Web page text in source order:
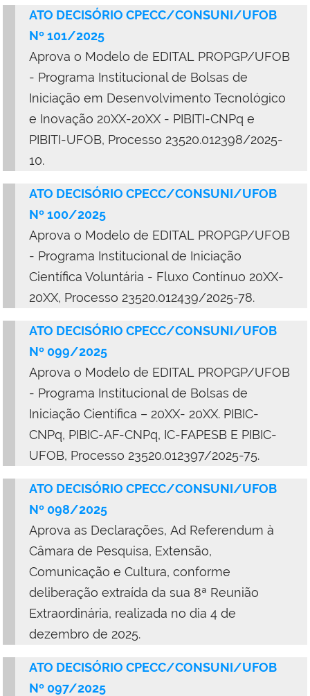
ATO DECISÓRIO CPECC/CONSUNI/UFOB
Nº 101/2025
Aprova o Modelo de EDITAL PROPGP/UFOB
- Programa Institucional de Bolsas de
Iniciação em Desenvolvimento Tecnológico
e Inovação 20XX-20XX - PIBITI-CNPq e
PIBITI-UFOB, Processo 23520.012398/2025-
10.
ATO DECISÓRIO CPECC/CONSUNI/UFOB
Nº 100/2025
Aprova o Modelo de EDITAL PROPGP/UFOB
- Programa Institucional de Iniciação
Científica Voluntária - Fluxo Contínuo 20XX-
20XX, Processo 23520.012439/2025-78.
ATO DECISÓRIO CPECC/CONSUNI/UFOB
Nº 099/2025
Aprova o Modelo de EDITAL PROPGP/UFOB
- Programa Institucional de Bolsas de
Iniciação Científica – 20XX- 20XX. PIBIC-
CNPq, PIBIC-AF-CNPq, IC-FAPESB E PIBIC-
UFOB, Processo 23520.012397/2025-75.
ATO DECISÓRIO CPECC/CONSUNI/UFOB
Nº 098/2025
Aprova as Declarações, Ad Referendum à
Câmara de Pesquisa, Extensão,
Comunicação e Cultura, conforme
deliberação extraída da sua 8ª Reunião
Extraordinária, realizada no dia 4 de
dezembro de 2025.
ATO DECISÓRIO CPECC/CONSUNI/UFOB
Nº 097/2025